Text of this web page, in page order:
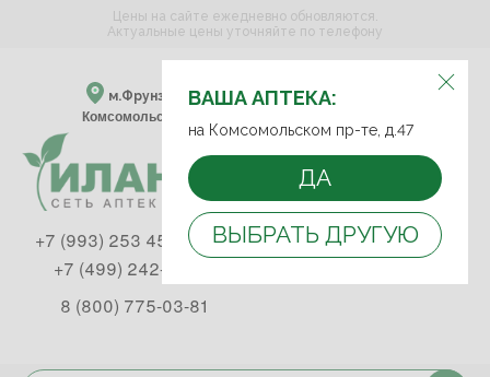
ВЫБЕРИТЕ АПТЕКУ:
м.Фрунзенская м.Спортивная
Комсомольский пр-т, д. 47
ВАША АПТЕКА:
на Комсомольском пр-те, д.47
ДА
ВЫБРАТЬ ДРУГУЮ
Цены на сайте ежедневно обновляются.
Актуальные цены уточняйте по телефону
+7 (993) 253 45 93
+7 (499) 242-90-85
8 (800) 775-03-81